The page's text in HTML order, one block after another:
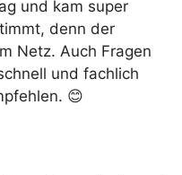
und kam super
denn der
Netz. Auch Fragen
und fachlich
😊